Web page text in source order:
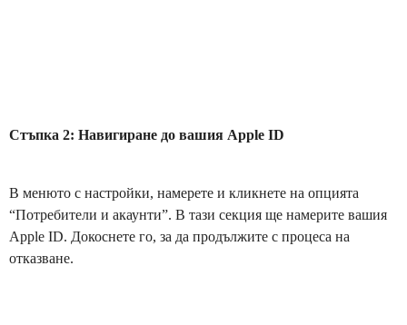
Стъпка 2: Навигиране до вашия Apple ID
В менюто с настройки, намерете и кликнете на опцията
“Потребители и акаунти”. В тази секция ще намерите вашия
Apple ID. Докоснете го, за да продължите с процеса на
отказване.